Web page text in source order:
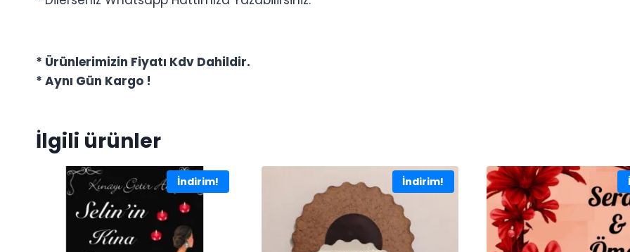
* Ürünlerimizin Fiyatı Kdv Dahildir.
* Aynı Gün Kargo !
İlgili ürünler
İndirim! İndirim!